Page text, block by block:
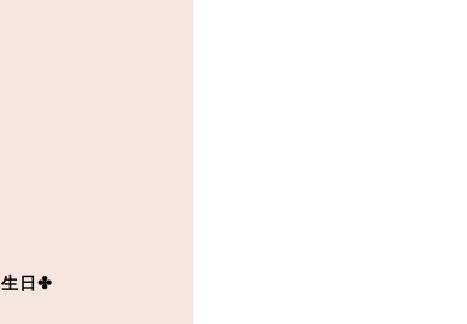
日✤